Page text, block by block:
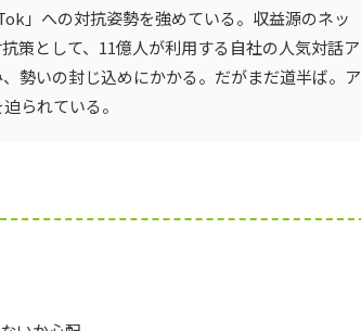
」への対抗姿勢を強めている。収益源のネッ
策として、11億人が利用する自社の人気対話ア
勢いの封じ込めにかかる。だがまだ道半ば。ア
られている。